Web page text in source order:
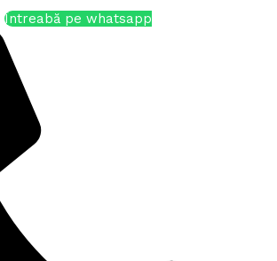
Întreabă pe whatsapp